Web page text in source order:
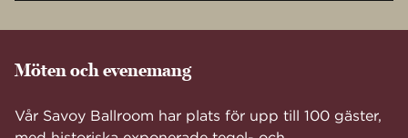
Möten och evenemang
Vår Savoy Ballroom har plats för upp till 100 gäster,